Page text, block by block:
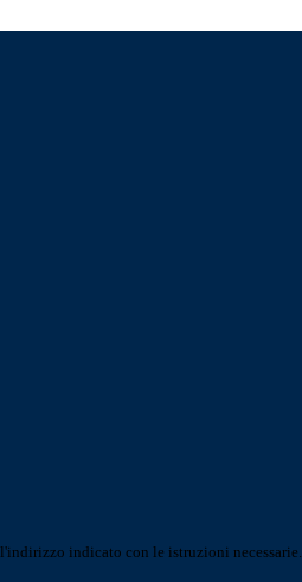
indicato con le istruzioni necessarie.